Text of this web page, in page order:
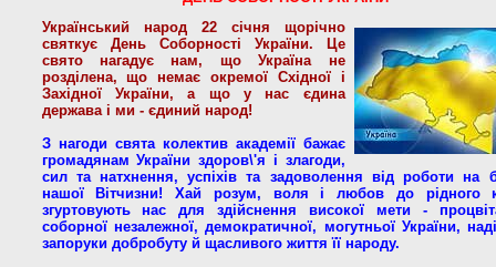
Український народ 22 січня щорічно
святкує День Соборності України. Це
свято нагадує нам, що Україна не
розділена, що немає окремої Східної і
Західної України, а що у нас єдина
держава і ми - єдиний народ!
З нагоди свята колектив академії бажає
громадянам України здоров\'я і злагоди,
сил та натхнення, успіхів та задоволення від роботи на
нашої Вітчизни! Хай розум, воля і любов до рідного
згуртовують нас для здійснення високої мети -
соборної незалежної, демократичної, могутньої України,
запоруки добробуту й щасливого життя її народу.